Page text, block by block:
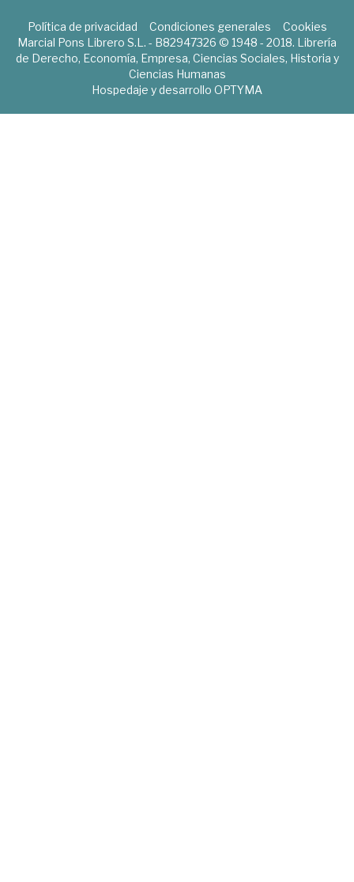
Política de privacidad Condiciones generales
Cookies
Marcial Pons Librero S.L. - B82947326 © 1948 - 2018. Librería
de Derecho, Economía, Empresa, Ciencias Sociales, Historia y
Ciencias Humanas
Hospedaje y desarrollo OPTYMA